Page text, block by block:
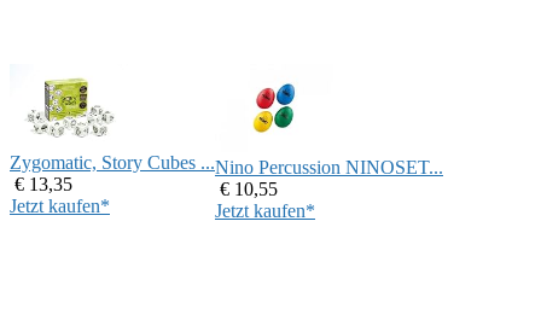
Zygomatic, Story Cubes ...
€ 13,35
Jetzt kaufen*
Nino Percussion NINOSET...
€ 10,55
Jetzt kaufen*